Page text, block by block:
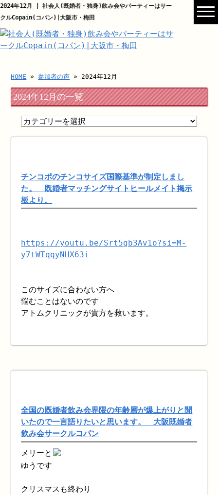
2024年12月 | 社会人(既婚者・独身)飲み会やパーティーはサー
クルCopain(コパン)|大阪市・梅田
HOME »参加者の声 » 2024年12月
2024年12月の一覧
チンコポのチンコサイズ国際基準が制定しまし
た。 既婚者マッチングサイトヒールメイト掲示
板より。
https://youtu.be/Srt5gb3Av1o?si=M-
y7tWTqqyNHX63i
このサイズに合わない方へ
悩むことはないのです
アトムクリニックが貴方を救います。
全国の既婚者飲み会界隈の年齢層が爆上がりと聞
いたので一言語りたいと思います。 大阪既婚者
飲み会サークルコパン
メリーと
ゆうです
クリスマスも終わり